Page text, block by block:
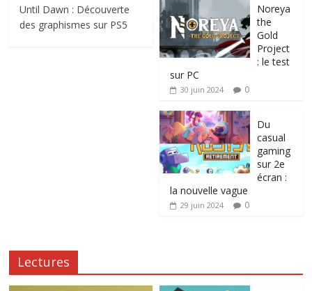
Until Dawn : Découverte
des graphismes sur PS5
Noreya
the
Gold
Project
: le test
sur PC
30 juin 2024 0
Du
casual
gaming
sur 2e
écran :
la nouvelle vague
29 juin 2024 0
Lectures